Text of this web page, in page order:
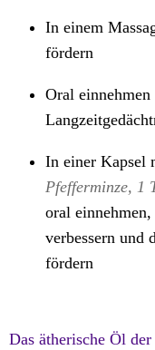
In einem
fördern
Oral
In einer Kapsel
Pfefferminze, 1
oral
verbessern und
fördern
Das ätherische Öl